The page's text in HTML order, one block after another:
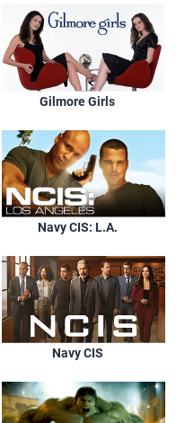
Gilmore Girls
Navy CIS: L.A.
Navy CIS